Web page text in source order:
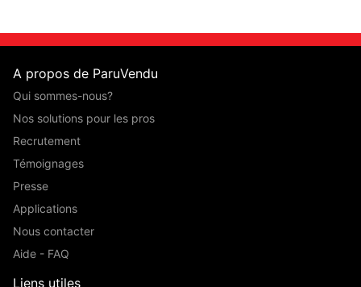
A propos de ParuVendu
Qui sommes-nous?
Nos solutions pour les pros
Recrutement
Témoignages
Presse
Applications
Nous contacter
Aide - FAQ
Liens utiles